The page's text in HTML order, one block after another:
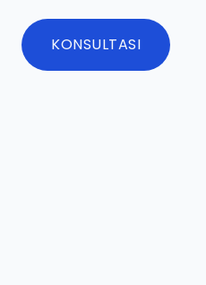
KONSULTASI